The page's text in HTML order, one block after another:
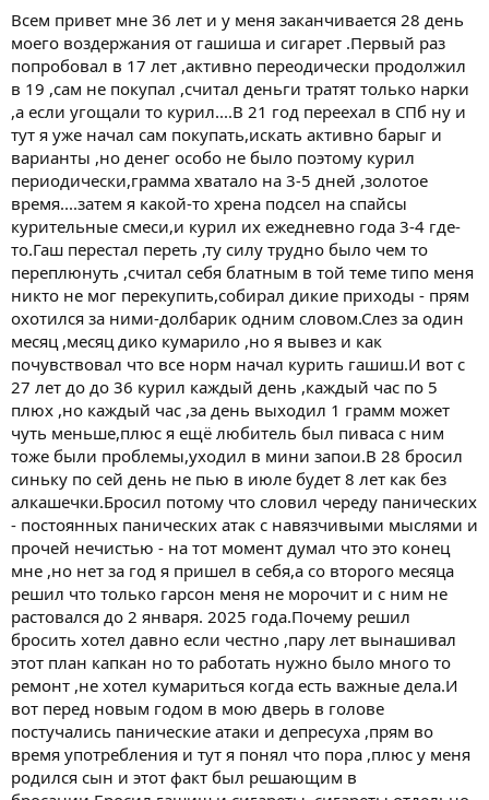
а
Всем привет мне 36 лет и у меня заканчивается 28 день
моего воздержания от гашиша и сигарет .Первый раз
попробовал в 17 лет ,активно переодически продолжил
в 19 ,сам не покупал ,считал деньги тратят только нарки
,а если угощали то курил....В 21 год переехал в СПб ну и
тут я уже начал сам покупать,искать активно барыг и
варианты ,но денег особо не было поэтому курил
периодически,грамма хватало на 3-5 дней ,золотое
время....затем я какой-то хрена подсел на спайсы
курительные смеси,и курил их ежедневно года 3-4 где-
то.Гаш перестал переть ,ту силу трудно было чем то
переплюнуть ,считал себя блатным в той теме типо меня
никто не мог перекупить,собирал дикие приходы - прям
охотился за ними-долбарик одним словом.Слез за один
месяц ,месяц дико кумарило ,но я вывез и как
почувствовал что все норм начал курить гашиш.И вот с
27 лет до до 36 курил каждый день ,каждый час по 5
плюх ,но каждый час ,за день выходил 1 грамм может
чуть меньше,плюс я ещё любитель был пиваса с ним
тоже были проблемы,уходил в мини запои.В 28 бросил
синьку по сей день не пью в июле будет 8 лет как без
алкашечки.Бросил потому что словил череду панических
- постоянных панических атак с навязчивыми мыслями и
прочей нечистью - на тот момент думал что это конец
мне ,но нет за год я пришел в себя,а со второго месяца
решил что только гарсон меня не морочит и с ним не
растовался до 2 января. 2025 года.Почему решил
бросить хотел давно если честно ,пару лет вынашивал
этот план капкан но то работать нужно было много то
ремонт ,не хотел кумариться когда есть важные дела.И
вот перед новым годом в мою дверь в голове
постучались панические атаки и депресуха ,прям во
время употребления и тут я понял что пора ,плюс у меня
родился сын и этот факт был решающим в